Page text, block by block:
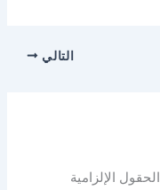
التالي
الحقول الإلزامية